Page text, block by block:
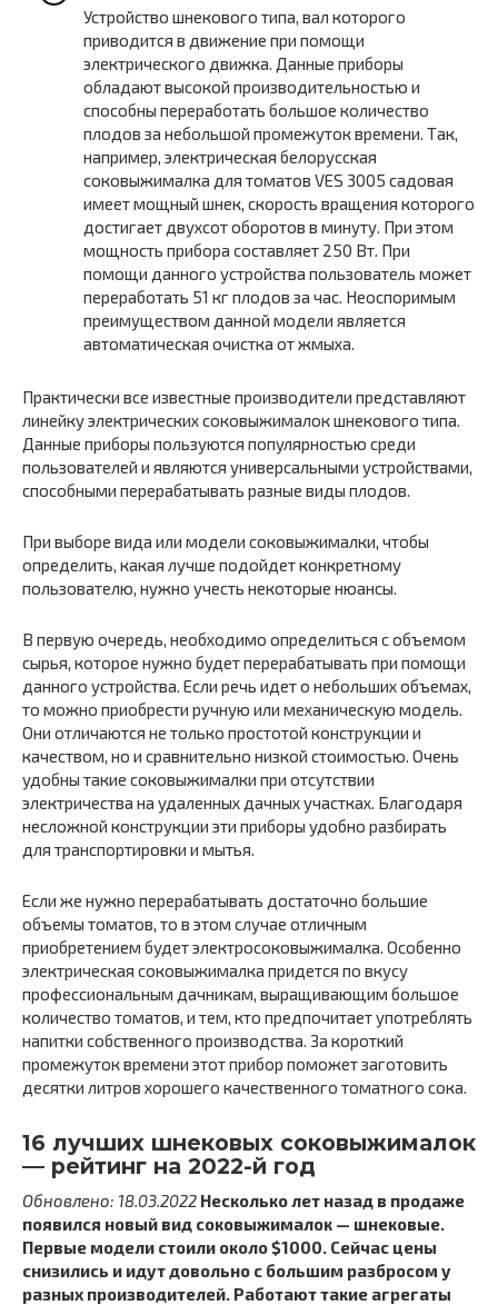
Устройство шнекового типа, вал которого
приводится в движение при помощи
электрического движка. Данные приборы
обладают высокой производительностью и
способны переработать большое количество
плодов за небольшой промежуток времени. Так,
например, электрическая белорусская
соковыжималка для томатов VES 3005 садовая
имеет мощный шнек, скорость вращения которого
достигает двухсот оборотов в минуту. При этом
мощность прибора составляет 250 Вт. При
помощи данного устройства пользователь может
переработать 51 кг плодов за час. Неоспоримым
преимуществом данной модели является
автоматическая очистка от жмыха.
Практически все известные производители представляют
линейку электрических соковыжималок шнекового типа.
Данные приборы пользуются популярностью среди
пользователей и являются универсальными устройствами,
способными перерабатывать разные виды плодов.
При выборе вида или модели соковыжималки, чтобы
определить, какая лучше подойдет конкретному
пользователю, нужно учесть некоторые нюансы.
В первую очередь, необходимо определиться с объемом
сырья, которое нужно будет перерабатывать при помощи
данного устройства. Если речь идет о небольших объемах,
то можно приобрести ручную или механическую модель.
Они отличаются не только простотой конструкции и
качеством, но и сравнительно низкой стоимостью. Очень
удобны такие соковыжималки при отсутствии
электричества на удаленных дачных участках. Благодаря
несложной конструкции эти приборы удобно разбирать
для транспортировки и мытья.
Если же нужно перерабатывать достаточно большие
объемы томатов, то в этом случае отличным
приобретением будет электросоковыжималка. Особенно
электрическая соковыжималка придется по вкусу
профессиональным дачникам, выращивающим большое
количество томатов, и тем, кто предпочитает употреблять
напитки собственного производства. За короткий
промежуток времени этот прибор поможет заготовить
десятки литров хорошего качественного томатного сока.
16 лучших шнековых соковыжималок
— рейтинг на 2022-й год
Обновлено: 18.03.2022 Несколько лет назад в продаже
появился новый вид соковыжималок — шнековые.
Первые модели стоили около $1000. Сейчас цены
снизились и идут довольно с большим разбросом у
разных производителей. Работают такие агрегаты